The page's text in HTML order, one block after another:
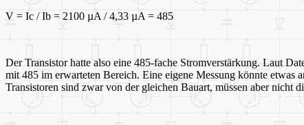
V = Ic / Ib = 2100 µA / 4,33 µA = 485
Der Transistor hatte also eine 485-fache Stromverstärkung. Laut
mit 485 im erwarteten Bereich. Eine eigene Messung könnte etwas
Transistoren sind zwar von der gleichen Bauart, müssen aber nicht